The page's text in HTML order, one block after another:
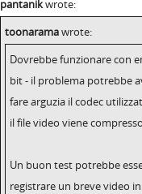
pantanikwrote:
toonaramawrote:
Dovrebbe funzionare con
bit - il problema potrebbe
fare arguzia il codec
il file video viene
Un buon test potrebbe
registrare un breve video